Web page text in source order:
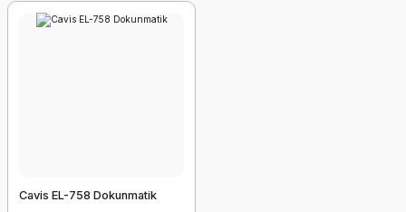
Cavis EL-758 Dokunmatik